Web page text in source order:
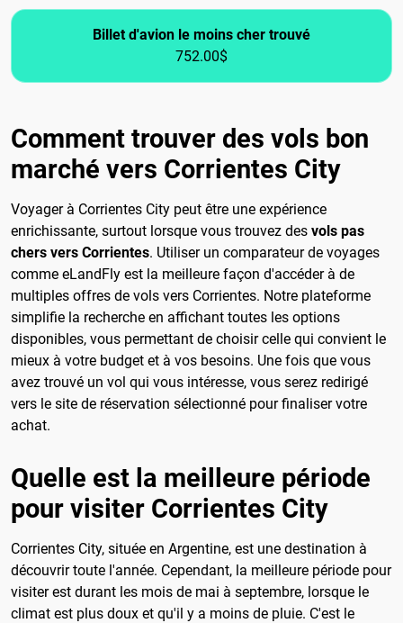
Billet d'avion le moins cher trouvé
752.00$
Comment trouver des vols bon
marché vers Corrientes City
Voyager à Corrientes City peut être une expérience
enrichissante, surtout lorsque vous trouvez des vols pas
chers vers Corrientes. Utiliser un comparateur de voyages
comme eLandFly est la meilleure façon d'accéder à de
multiples offres de vols vers Corrientes. Notre plateforme
simplifie la recherche en affichant toutes les options
disponibles, vous permettant de choisir celle qui convient le
mieux à votre budget et à vos besoins. Une fois que vous
avez trouvé un vol qui vous intéresse, vous serez redirigé
vers le site de réservation sélectionné pour finaliser votre
achat.
Quelle est la meilleure période
pour visiter Corrientes City
Corrientes City, située en Argentine, est une destination à
découvrir toute l'année. Cependant, la meilleure période pour
visiter est durant les mois de mai à septembre, lorsque le
climat est plus doux et qu'il y a moins de pluie. C'est le